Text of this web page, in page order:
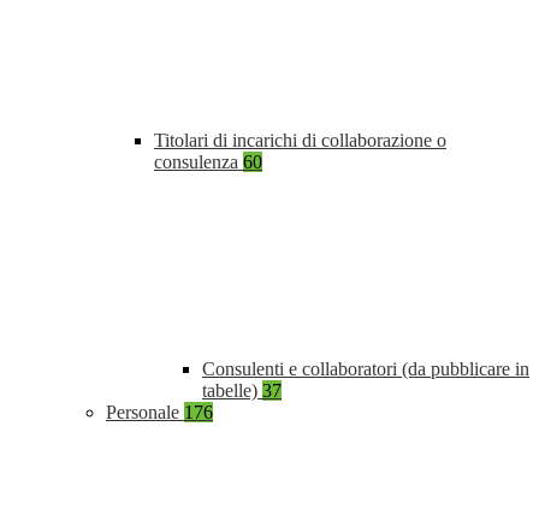
Titolari di incarichi di collaborazione o
consulenza 60
Consulenti e collaboratori (da pubblicare in
tabelle) 37
Personale 176